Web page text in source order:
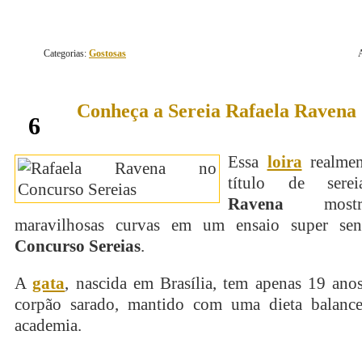
Categorias: Gostosas
6
Conheça a Sereia Rafaela Ravena
Essa loira
título de
Ravena
maravilhosas curvas em um ensaio super
Concurso Sereias.
Agata, nascida em Brasília, tem apenas 19
corpão sarado, mantido com uma dieta
academia.